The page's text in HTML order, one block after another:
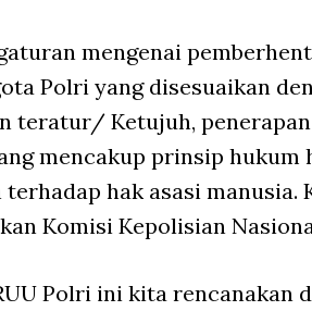
mengenai
Polri yang disesuaikan
teratur/ Ketujuh,
mencakup prinsip hukum
hak asasi manusia.
Komisi Kepolisian
Polri ini kita rencanakan